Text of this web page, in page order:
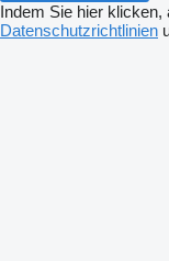
Indem Sie hier
Datenschutzrichtlinien